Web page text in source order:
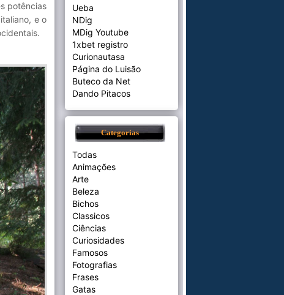
potências
e o
Ueba
NDig
MDig Youtube
1xbet registro
Curionautasa
Página do Luisão
Buteco da Net
Dando Pitacos
Categorias
Todas
Animações
Arte
Beleza
Bichos
Classicos
Ciências
Curiosidades
Famosos
Fotografias
Frases
Gatas